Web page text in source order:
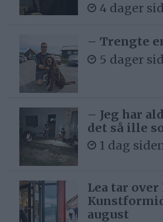
4 dager
– Trengte
5 dager
– Jeg har
det så ille
1 dag
Lea tar over
august